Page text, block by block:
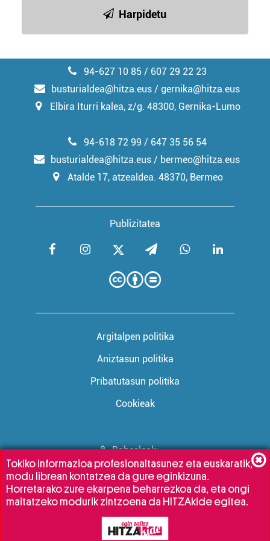
Harpidetu
94-627 10 85 / 607 29 22 23
busturialdea@hitza.eus / gernika@hitza.eus
Elbira Iturri kalea, z/g. 48300, Gernika-Lumo
Publizitatea
94-618 72 99 / 647 35 56 54
busturialdea@hitza.eus / bermeo@hitza.eus
Atalde 17, atzealdea. 48370, Bermeo
Argitalpen politika
Aniztasun politika
Pribatutasun politika
Cookieak
Babesleak:
Tokiko informazioa profesionaltasunez eta euskaratik,
modu librean kontatzea da gure eginkizuna.
Horretarako zure ekarpena beharrezkoa da, eta ongi
maitatzeko modurik zintzoena da HITZAkide egitea.